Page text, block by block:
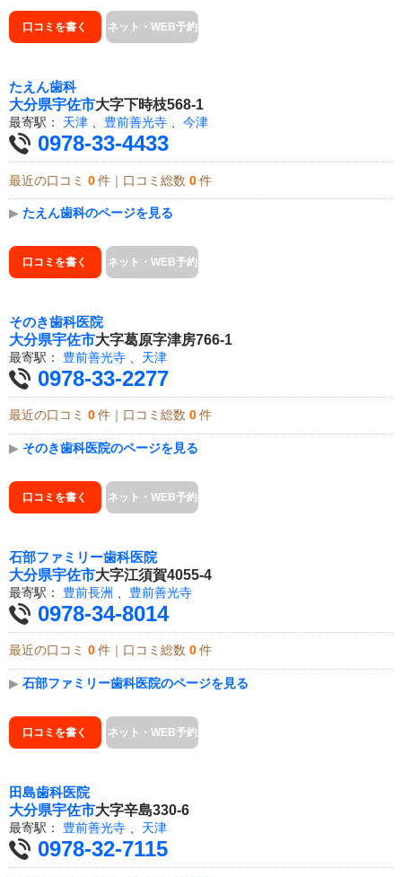
口コミを書く ネット・WEB予約
たえん歯科
大分県宇佐市大字下時枝568-1
最寄駅： 天津 、 豊前善光寺 、 今津
0978-33-4433
最近の口コミ 0 件｜口コミ総数 0 件
▶ たえん歯科のページを見る
口コミを書く ネット・WEB予約
そのき歯科医院
大分県宇佐市大字葛原字津房766-1
最寄駅： 豊前善光寺 天津
0978-33-2277
最近の口コミ 0 件｜口コミ総数 0 件
▶ そのき歯科医院のページを見る
口コミを書く ネット・WEB予約
石部ファミリー歯科医院
大分県宇佐市大字江須賀4055-4
最寄駅： 豊前長洲 豊前善光寺
0978-34-8014
最近の口コミ 0 件｜口コミ総数 0 件
▶ 石部ファミリー歯科医院のページを見る
口コミを書く ネット・WEB予約
田島歯科医院
大分県宇佐市大字辛島330-6
最寄駅： 豊前善光寺 天津
0978-32-7115